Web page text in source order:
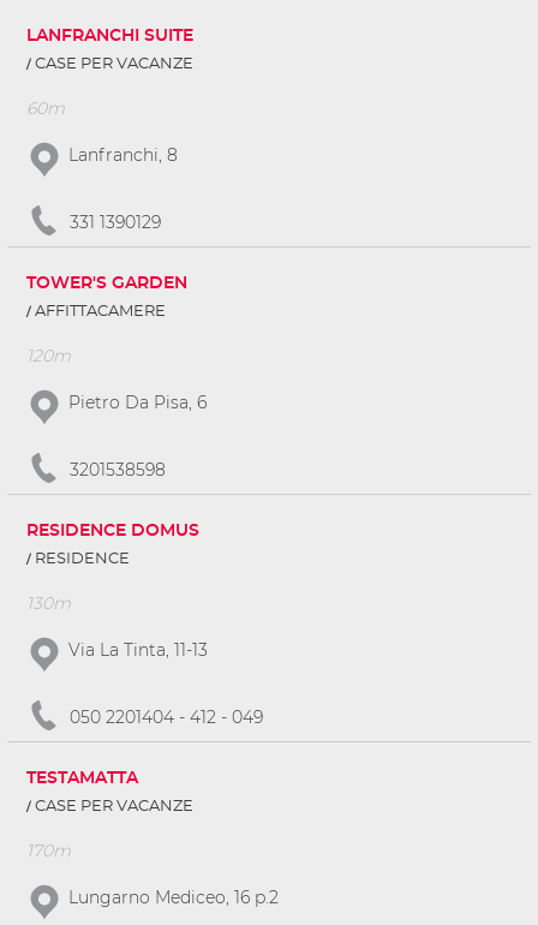
LANFRANCHI SUITE
CASE PER VACANZE
60m
Lanfranchi, 8
331 1390129
TOWER'S GARDEN
AFFITTACAMERE
120m
Pietro Da Pisa, 6
3201538598
RESIDENCE DOMUS
RESIDENCE
130m
Via La Tinta, 11-13
050 2201404 - 412 - 049
TESTAMATTA
CASE PER VACANZE
170m
Lungarno Mediceo, 16 p.2